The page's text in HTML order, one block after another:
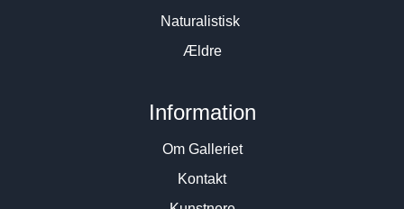
Naturalistisk
Ældre
Information
Om Galleriet
Kontakt